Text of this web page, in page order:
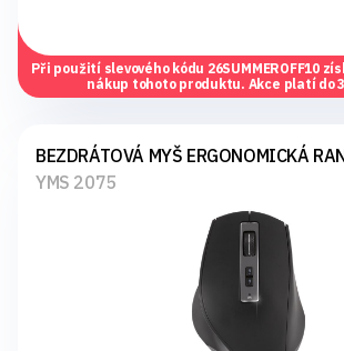
Při použití slevového kódu 26SUMMEROFF10
nákup tohoto produktu. Akce platí do
BEZDRÁTOVÁ MYŠ ERGONOMICKÁ
YMS 2075